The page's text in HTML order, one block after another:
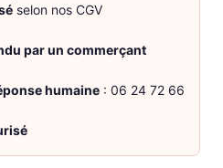
selon nos CGV
par un commerçant
humaine : 06 24 72 66